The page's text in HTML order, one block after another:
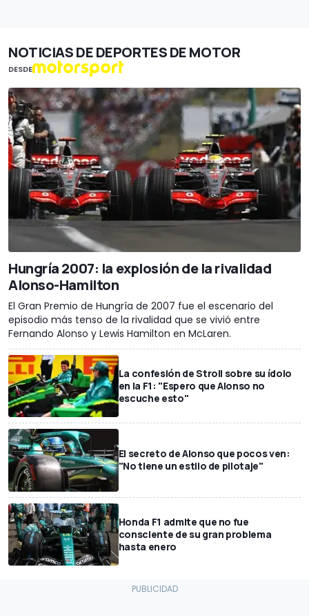
NOTICIAS DE DEPORTES DE MOTOR
DESDE
Hungría 2007: la explosión de la rivalidad
Alonso-Hamilton
El Gran Premio de Hungría de 2007 fue el escenario del
episodio más tenso de la rivalidad que se vivió entre
Fernando Alonso y Lewis Hamilton en McLaren.
La confesión de Stroll sobre su ídolo
en la F1: "Espero que Alonso no
escuche esto"
El secreto de Alonso que pocos ven:
"No tiene un estilo de pilotaje"
Honda F1 admite que no fue
consciente de su gran problema
hasta enero